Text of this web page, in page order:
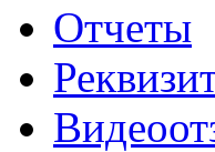
Отчеты